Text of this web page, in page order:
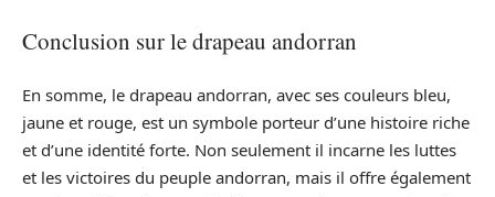
Conclusion sur le drapeau andorran
En somme, le drapeau andorran, avec ses couleurs bleu,
jaune et rouge, est un symbole porteur d’une histoire riche
et d’une identité forte. Non seulement il incarne les luttes
et les victoires du peuple andorran, mais il offre également